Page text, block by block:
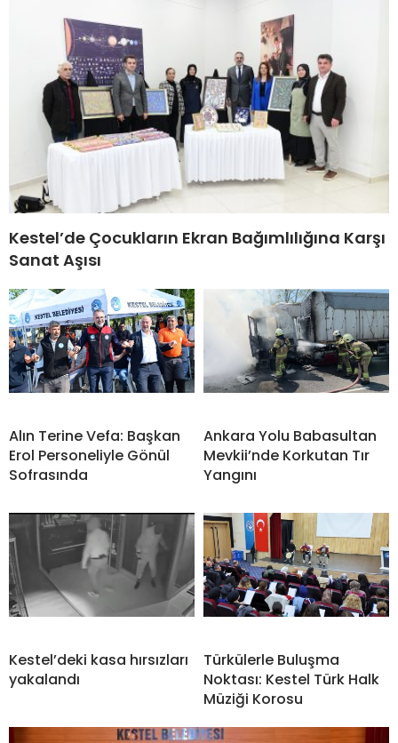
Kestel’de Çocukların Ekran Bağımlılığına Karşı
Sanat Aşısı
Alın Terine Vefa: Başkan
Erol Personeliyle Gönül
Sofrasında
Ankara Yolu Babasultan
Mevkii’nde Korkutan Tır
Yangını
Kestel’deki kasa hırsızları
yakalandı
Türkülerle Buluşma
Noktası: Kestel Türk Halk
Müziği Korosu